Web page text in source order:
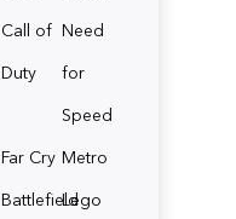
Call of
Duty
Need
for
Speed
Far Cry Metro
BattlefieldLego